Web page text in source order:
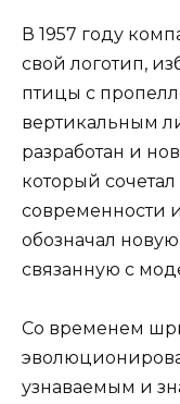
В 1957 году
свой логотип,
птицы с
вертикальным
разработан и
который
современности
обозначал
связанную с
Со временем
узнаваемым и